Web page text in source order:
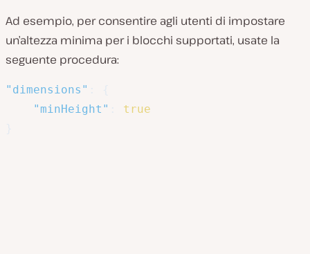
Ad esempio, per consentire agli utenti di impostare
un’altezza minima per i blocchi supportati, usate la
seguente procedura:
"dimensions"
"minHeight"
true